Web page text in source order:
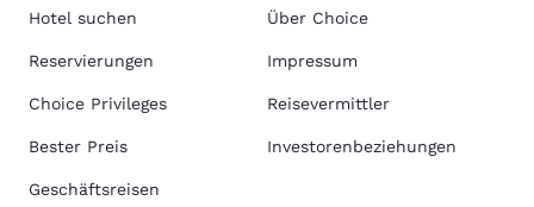
Hotel suchen
Reservierungen
Choice Privileges
Bester Preis
Geschäftsreisen
Über Choice
Impressum
Reisevermittler
Investorenbeziehungen